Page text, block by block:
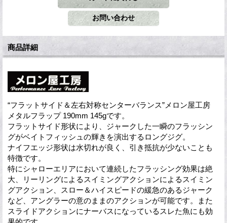
商品詳細
“フラットサイド＆左右対称センターバランス”メロン屋工房
メタルフラップ 190mm 145gです。
フラットサイド形状により、ジャークした一瞬のフラッシン
グがベイトフィッシュの輝きを演出するロングジグ。
ナイフエッジ形状は水切れが良く、引き抵抗が少ないことも
特徴です。
特にシャローエリアにおいて連続したフラッシング効果は絶
大、リーリングによるスイミングアクションによるスイミン
グアクション、スロー＆ハイスピードの緩急のあるジャーク
など、アングラーの意のままのアクションが可能です。また
スライドアクションにナーバスになっているスレた魚にも効